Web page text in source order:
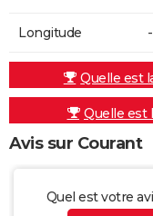
Longitude
Quelle est
Quelle est
Avis sur Courant
Quel est votre